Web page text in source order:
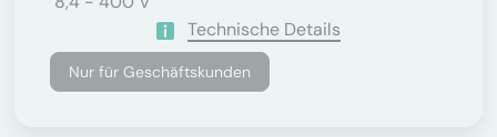
Technische Details
Nur für Geschäftskunden